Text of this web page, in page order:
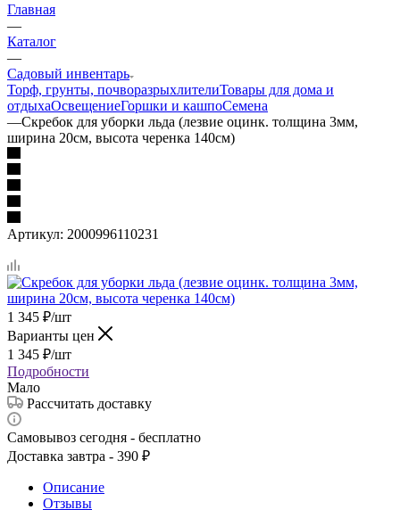
Главная
—
Каталог
—
Садовый инвентарь
Торф, грунты, почворазрыхлителиТовары для дома и
отдыхаОсвещениеГоршки и кашпоСемена
—Скребок для уборки льда (лезвие оцинк. толщина 3мм,
ширина 20см, высота черенка 140см)
Артикул: 2000996110231
1 345 ₽/шт
Варианты цен
1 345 ₽/шт
Подробности
Мало
Рассчитать доставку
Самовывоз сегодня - бесплатно
Доставка завтра - 390 ₽
Описание
Отзывы